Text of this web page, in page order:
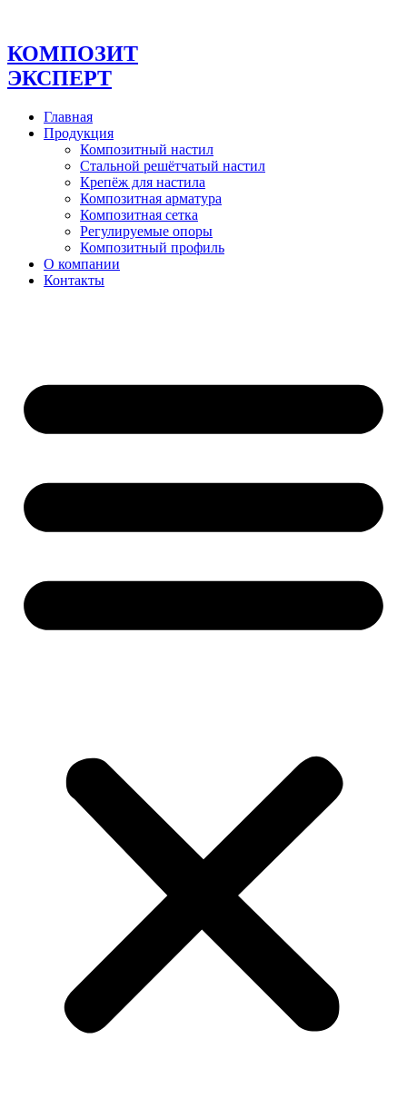
содержимому
КОМПОЗИТ
ЭКСПЕРТ
Главная
Продукция
Композитный настил
Стальной решётчатый настил
Крепёж для настила
Композитная арматура
Композитная сетка
Регулируемые опоры
Композитный профиль
О компании
Контакты